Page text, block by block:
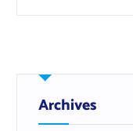
Archives